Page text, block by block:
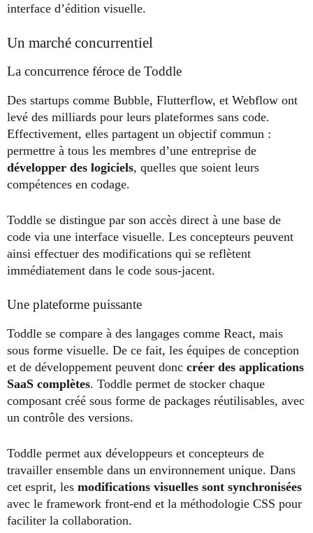
interface d’édition visuelle.
Un marché concurrentiel
La concurrence féroce de Toddle
Des startups comme Bubble, Flutterflow, et Webflow ont
levé des milliards pour leurs plateformes sans code.
Effectivement, elles partagent un objectif commun :
permettre à tous les membres d’une entreprise de
développer des logiciels, quelles que soient leurs
compétences en codage.
Toddle se distingue par son accès direct à une base de
code via une interface visuelle. Les concepteurs peuvent
ainsi effectuer des modifications qui se reflètent
immédiatement dans le code sous-jacent.
Une plateforme puissante
Toddle se compare à des langages comme React, mais
sous forme visuelle. De ce fait, les équipes de conception
et de développement peuvent donc créer des applications
SaaS complètes. Toddle permet de stocker chaque
composant créé sous forme de packages réutilisables, avec
un contrôle des versions.
Toddle permet aux développeurs et concepteurs de
travailler ensemble dans un environnement unique. Dans
cet esprit, les modifications visuelles sont synchronisées
avec le framework front-end et la méthodologie CSS pour
faciliter la collaboration.